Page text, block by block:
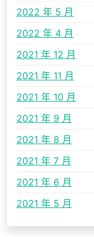
2022 年 5 月
2022 年 4 月
2021 年 12 月
2021 年 11 月
2021 年 10 月
2021 年 9 月
2021 年 8 月
2021 年 7 月
2021 年 6 月
2021 年 5 月